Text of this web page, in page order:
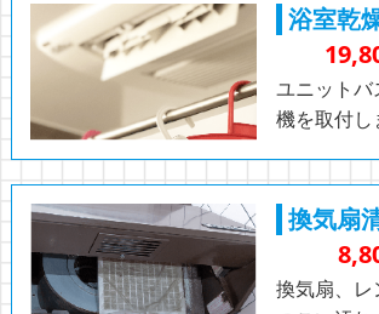
浴室乾
ユニットバ
機を取付し
換気扇
換気扇、レ